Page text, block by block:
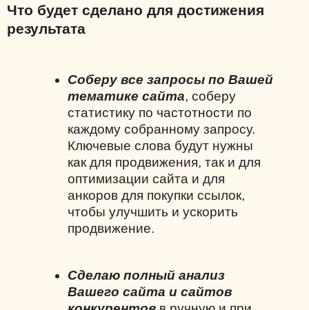
Что будет сделано для достижения
результата
Соберу все запросы по Вашей
тематике сайта, соберу
статистику по частотности по
каждому собранному запросу.
Ключевые слова будут нужны
как для продвижения, так и для
оптимизации сайта и для
анкоров для покупки ссылок,
чтобы улучшить и ускорить
продвижение.
Сделаю полный анализ
Вашего сайта и сайтов